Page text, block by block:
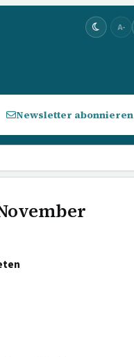
A-
Newsletter abonnieren